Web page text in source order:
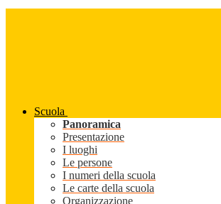
Scuola
Panoramica
Presentazione
I luoghi
Le persone
I numeri della scuola
Le carte della scuola
Organizzazione